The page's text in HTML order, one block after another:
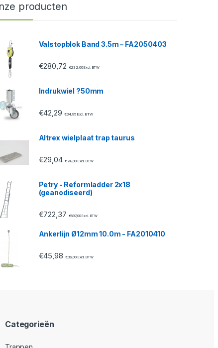
producten
Valstopblok Band 3.5m – FA2050403
€280,72 €232,00Excl. BTW
Indrukwiel ?50mm
€42,29 €34,95Excl. BTW
Altrex wielplaat trap taurus
€29,04 €24,00Excl. BTW
Petry - Reformladder 2x18
(geanodiseerd)
€722,37 €597,00Excl. BTW
Ankerlijn Ø12mm 10.0m - FA2010410
€45,98 €38,00Excl. BTW
Categorieën